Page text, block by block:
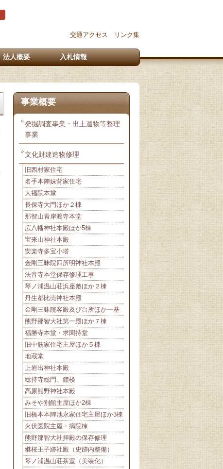
交通アクセス リンク集
法人概要 入札情報
事業概要
発掘調査事業・出土遺物等整理
事業
文化財建造物修理
旧西村家住宅
名手本陣妹背家住宅
大福院本堂
長保寺大門ほか２棟
那智山青岸渡寺本堂
広八幡神社本殿ほか5棟
宝来山神社本殿
安楽寺多宝小塔
金剛三昧院四所明神社本殿
法音寺本堂保存修理工事
琴ノ浦温山荘浜座敷ほか２棟
丹生都比売神社本殿
金剛三昧院客殿及び台所ほか一基
熊野那智大社第一殿ほか７棟
福勝寺本堂・求聞持堂
旧中筋家住宅主屋ほか５棟
地蔵堂
上岩出神社本殿
総持寺総門、鐘楼
高原熊野神社本殿
みそや別館主屋ほか2棟
旧橋本本陣池永家住宅主屋ほか3棟
火伏医院主屋・病院棟
熊野那智大社拝殿の保存修理
継桜王子跡社殿（史跡内整備）
琴ノ浦温山荘茶室（美装化）